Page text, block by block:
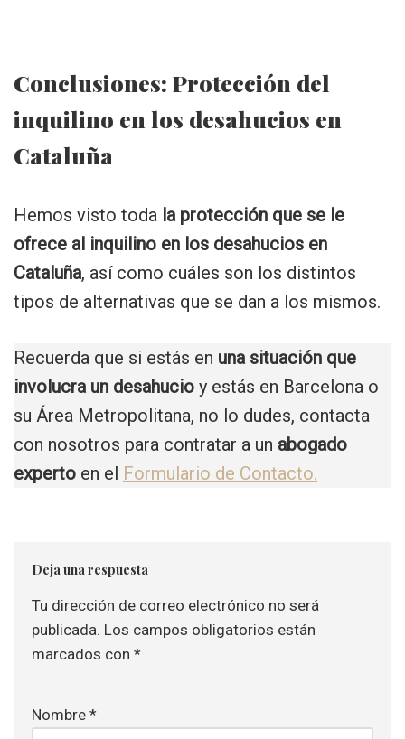
Conclusiones: Protección del
inquilino en los desahucios en
Cataluña
Hemos visto toda la protección que se le
ofrece al inquilino en los desahucios en
Cataluña, así como cuáles son los distintos
tipos de alternativas que se dan a los mismos.
Recuerda que si estás en una situación que
involucra un desahucio y estás en Barcelona o
su Área Metropolitana, no lo dudes, contacta
con nosotros para contratar a un abogado
experto en el Formulario de Contacto.
Deja una respuesta
Tu dirección de correo electrónico no será
publicada. Los campos obligatorios están
marcados con *
Nombre *